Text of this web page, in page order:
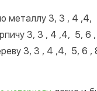
металлу 3, 3 , 4
3, 3 , 4 ,4, 5, 6
3, 3 , 4 ,4, 5, 6 ,